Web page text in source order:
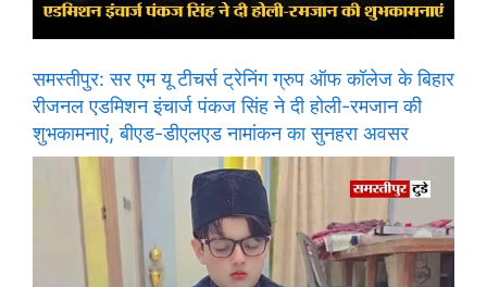
समस्तीपुर: सर एम यू टीचर्स ट्रेनिंग ग्रुप ऑफ कॉलेज के बिहार
रीजनल एडमिशन इंचार्ज पंकज सिंह ने दी होली-रमजान की
शुभकामनाएं, बीएड-डीएलएड नामांकन का सुनहरा अवसर